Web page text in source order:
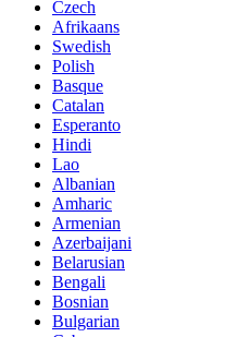
Czech
Afrikaans
Swedish
Polish
Basque
Catalan
Esperanto
Hindi
Lao
Albanian
Amharic
Armenian
Azerbaijani
Belarusian
Bengali
Bosnian
Bulgarian